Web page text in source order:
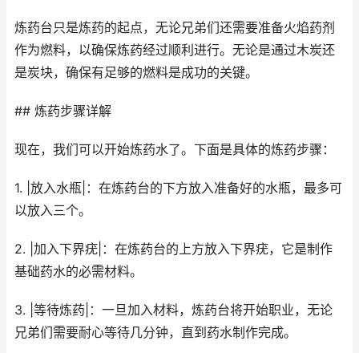
炼药台只是炼药的起点，无论兄弟们还需要准备火焰药剂
作为燃料，以确保炼药经过顺利进行。无论是通过木炭还
是炭块，确保有足够的燃料是成功的关键。
## 炼药步骤详解
现在，我们可以开始炼药水了。下面是具体的炼药步骤：
1. |放入水瓶|：在炼药台的下方放入准备好的水瓶，最多可
以放入三个。
2. |加入下界疣|：在炼药台的上方放入下界疣，它是制作
基础药水的必需材料。
3. |等待炼药|：一旦加入材料，炼药台将开始职业，无论
兄弟们需要耐心等待几分钟，直到药水制作完成。